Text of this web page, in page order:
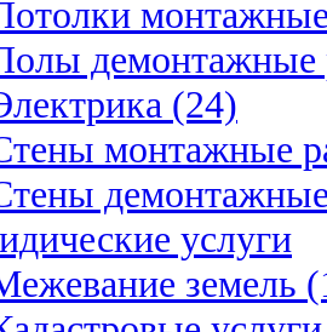
демонтажные
(24)
монтажные
услуги
земель